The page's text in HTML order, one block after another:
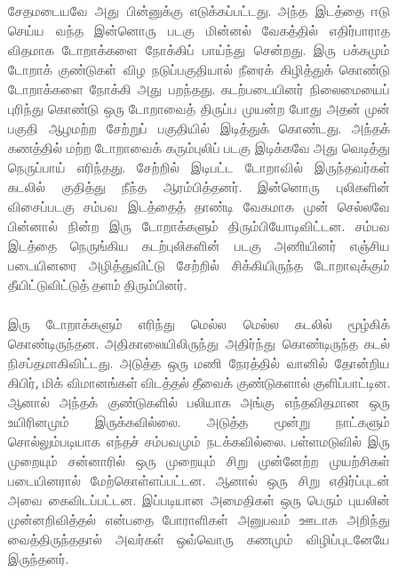
சேதமடையவே அது பின்னுக்கு எடுக்கப்பட்டது. அந்த இடத்தை ஈடு
செய்ய வந்த இன்னொரு படகு மின்னல் வேகத்தில் எதிர்பாராத
விதமாக டோறாக்களை நோக்கிப் பாய்ந்து சென்றது. இரு பக்கமும்
டோறாக் குண்டுகள் விழ நடுப்பகுதியால் நீரைக் கிழித்துக் கொண்டு
டோறாக்களை நோக்கி அது பறந்தது. கடற்படையினர் நிலைமையைப்
புரிந்து கொண்டு ஒரு டோறாவைத் திருப்ப முயன்ற போது அதன் முன்
பகுதி ஆழமற்ற சேற்றுப் பகுதியில் இடித்துக் கொண்டது. அந்தக்
கணத்தில் மற்ற டோறாவைக் கரும்புலிப் படகு இடிக்கவே அது வெடித்து
நெருப்பாய் எரிந்தது. சேற்றில் இடிபட்ட டோறாவில் இருந்தவர்கள்
கடலில் குதித்து நீந்த ஆரம்பித்தனர். இன்னொரு புலிகளின்
விசைப்படகு சம்பவ இடத்தைத் தாண்டி வேகமாக முன் செல்லவே
பின்னால் நின்ற இரு டோறாக்களும் திரும்பியோடிவிட்டன. சம்பவ
இடத்தை நெருங்கிய கடற்புலிகளின் படகு அணியினர் எஞ்சிய
படையினரை அழித்துவிட்டு சேற்றில் சிக்கியிருந்த டோறாவுக்கும்
தீயிட்டுவிட்டுத் தளம் திரும்பினர்.
இரு டோறாக்களும் எரிந்து மெல்ல மெல்ல கடலில் மூழ்கிக்
கொண்டிருந்தன. அதிகாலையிலிருந்து அதிர்ந்து கொண்டிருந்த கடல்
நிசப்தமாகிவிட்டது. அடுத்த ஒரு மணி நேரத்தில் வானில் தோன்றிய
கிபிர், மிக் விமானங்கள் விடத்தல் தீவைக் குண்டுகளால் குளிப்பாட்டின.
ஆனால் அந்தக் குண்டுகளில் பலியாக அங்கு எந்தவிதமான ஒரு
உயிரினமும் இருக்கவில்லை. அடுத்த மூன்று நாட்களும்
சொல்லும்படியாக எந்தச் சம்பவமும் நடக்கவில்லை. பள்ளமடுவில் இரு
முறையும் சன்னாரில் ஒரு முறையும் சிறு முன்னேற்ற முயற்சிகள்
படையினரால் மேற்கொள்ளப்பட்டன. ஆனால் ஒரு சிறு எதிர்ப்புடன்
அவை கைவிடப்பட்டன. இப்படியான அமைதிகள் ஒரு பெரும் புயலின்
முன்னறிவித்தல் என்பதை போராளிகள் அனுபவம் ஊடாக அறிந்து
வைத்திருந்ததால் அவர்கள் ஒவ்வொரு கணமும் விழிப்புடனேயே
இருந்தனர்.